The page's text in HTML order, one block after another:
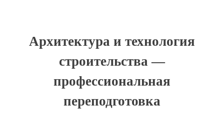
Архитектура и технология
строительства —
профессиональная
переподготовка